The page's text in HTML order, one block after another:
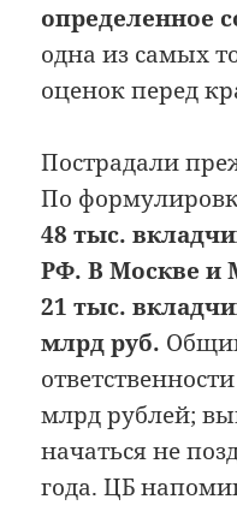
определенное
одна из самых
оценок перед
Пострадали
По
48 тыс.
РФ. В Москве и
21 тыс.
млрд руб.
млрд рублей;
начаться не
года. ЦБ